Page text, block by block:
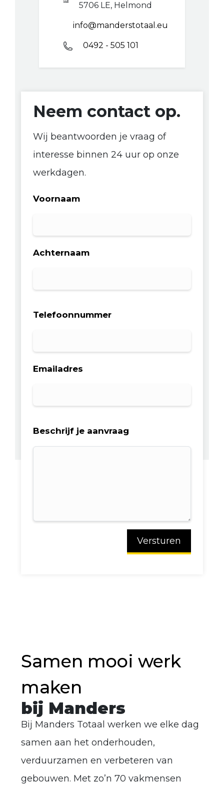
5706 LE, Helmond
info@manderstotaal.eu
0492 - 505 101
Neem contact op.
Wij beantwoorden je vraag of
interesse binnen 24 uur op onze
werkdagen.
Voornaam
Achternaam
Telefoonnummer
Emailadres
Beschrijf je aanvraag
Samen mooi werk
maken
bij Manders
Bij Manders Totaal werken we elke dag
samen aan het onderhouden,
verduurzamen en verbeteren van
gebouwen. Met zo’n 70 vakmensen